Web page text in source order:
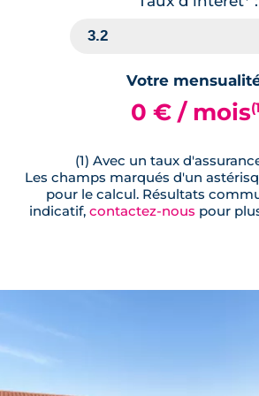
83.45 m²
Surface annexe
Lot8
Votre
0 € / mois
(1) Avec un taux
Les champs marqués d'un
pour le calcul. Résultats
indicatif, contactez-nous pour